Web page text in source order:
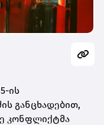
ის
განცხადებით,
კონფლიქტმა